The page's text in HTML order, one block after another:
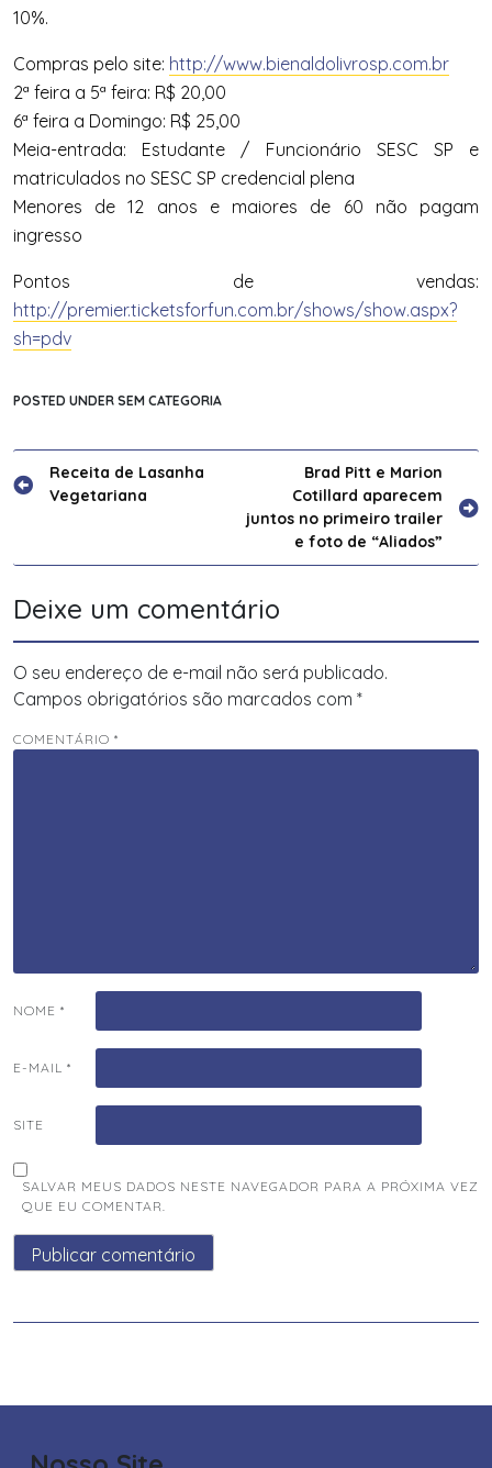
10%.
Compras pelo site: http://www.bienaldolivrosp.com.br
2ª feira a 5ª feira: R$ 20,00
6ª feira a Domingo: R$ 25,00
Meia-entrada: Estudante / Funcionário SESC SP e
matriculados no SESC SP credencial plena
Menores de 12 anos e maiores de 60 não pagam
ingresso
Pontos de vendas:
http://premier.ticketsforfun.com.br/shows/show.aspx?
sh=pdv
POSTED UNDER SEM CATEGORIA
Navegação
Receita de Lasanha
Vegetariana
Brad Pitt e Marion
Cotillard aparecem
juntos no primeiro trailer
e foto de “Aliados”
Deixe um comentário
O seu endereço de e-mail não será publicado.
Campos obrigatórios são marcados com *
COMENTÁRIO *
NOME *
E-MAIL *
SITE
SALVAR MEUS DADOS NESTE NAVEGADOR PARA A PRÓXIMA VEZ
QUE EU COMENTAR.